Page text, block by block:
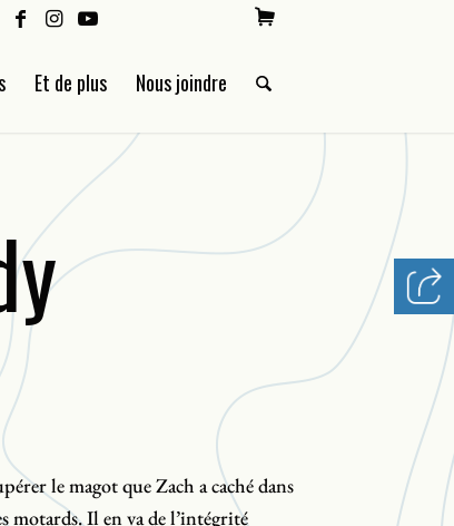
Et de plus Nous joindre
le magot que Zach a caché dans
motards. Il en va de l’intégrité